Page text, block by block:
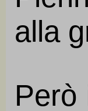
alla
Però